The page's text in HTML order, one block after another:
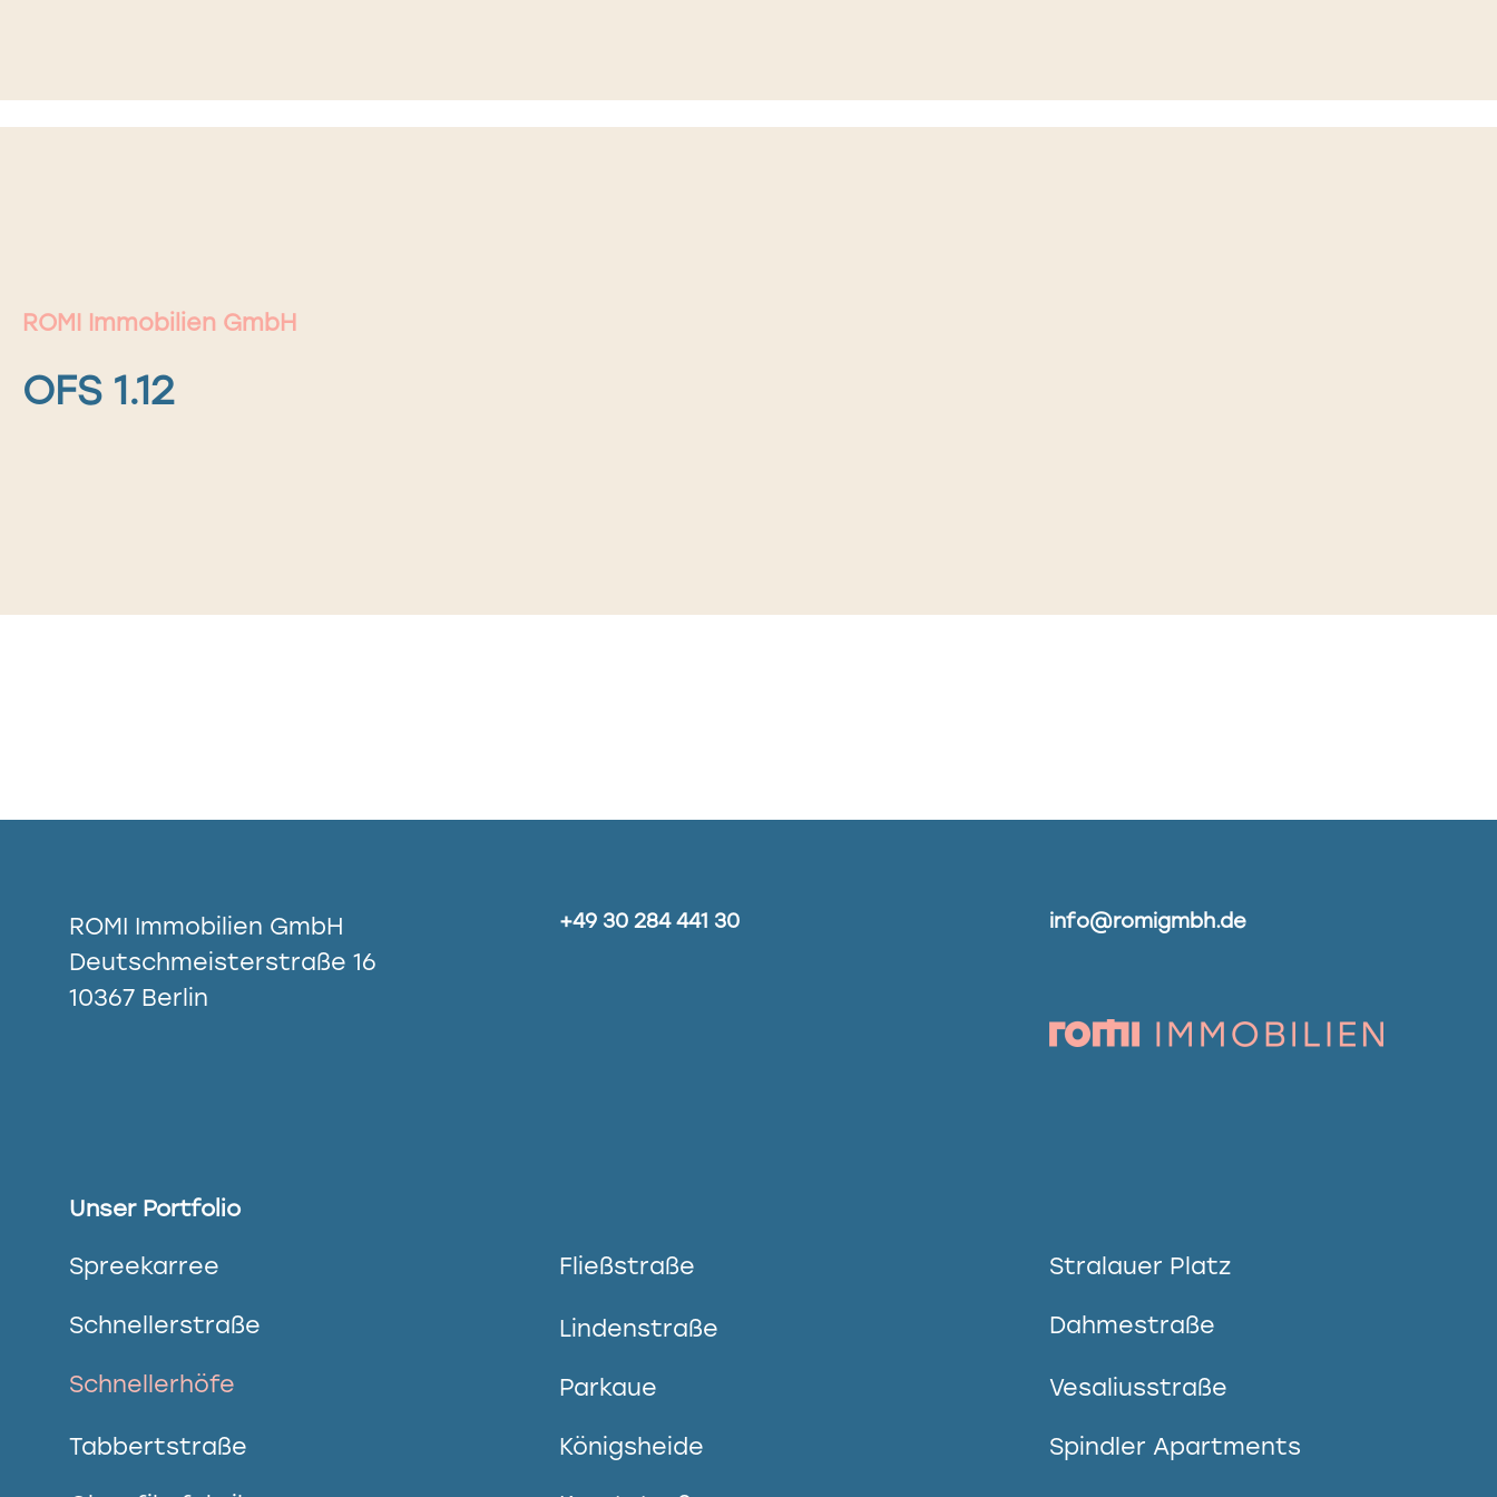
ROMI Immobilien GmbH
OFS 1.12
ROMI Immobilien GmbH
Deutschmeisterstraße 16
10367 Berlin
+49 30 284 441 30 info@romigmbh.de
Unser Portfolio
Spreekarree
Schnellerstraße
Schnellerhöfe
Tabbertstraße
Fließstraße
Lindenstraße
Parkaue
Königsheide
Stralauer Platz
Dahmestraße
Vesaliusstraße
Spindler Apartments